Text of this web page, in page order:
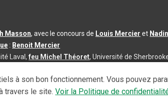
Masson, avec le concours de Louis Mercier et
: Benoit Mercier
Laval,feu Michel Théoret, Université de
à jour du contenu :2026-08-03
à son bon fonctionnement. Vous pouvez
travers le site. Voir la Politique de